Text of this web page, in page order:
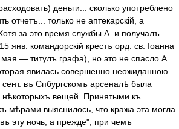
деньги... сколько употреблено
отчетъ... только не аптекарскій, а
Хотя за это время службы А. и получалъ
янв. командорскій крестъ орд. св. Іоанна
мая — титулъ графа), но это не спасло А.
явилась совершенно неожиданною.
въ Спбургскомъ арсеналѣ была
вещей. Принятыми къ
мѣрами выяснилось, что кража эта могла
эту ночь, а прежде", при чемъ